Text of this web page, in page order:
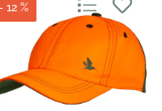
- 12 %